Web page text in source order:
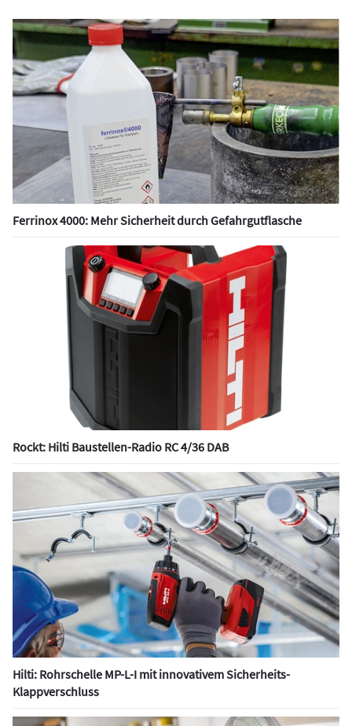
Ferrinox 4000: Mehr Sicherheit durch Gefahrgutflasche
Rockt: Hilti Baustellen-Radio RC 4/36 DAB
Hilti: Rohrschelle MP-L-I mit innovativem Sicherheits-
Klappverschluss